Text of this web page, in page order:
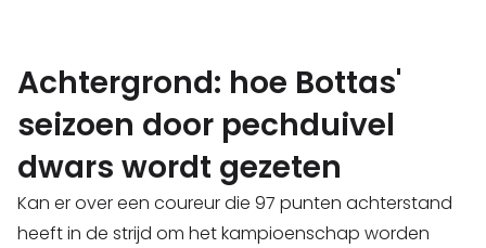
Achtergrond: hoe Bottas'
seizoen door pechduivel
dwars wordt gezeten
Kan er over een coureur die 97 punten achterstand
heeft in de strijd om het kampioenschap worden